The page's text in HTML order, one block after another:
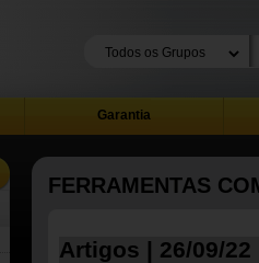
Garantia
FERRAMENTAS
Artigos | 26/09/22